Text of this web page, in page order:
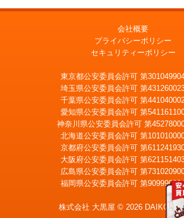
LINE査定
会社概要
プライバシーポリシー
セキュリティーポリシー
東京都公安委員会許可 第
埼玉県公安委員会許可 第
千葉県公安委員会許可 第
愛知県公安委員会許可 第
神奈川県公安委員会許可 第
北海道公安委員会許可 第
京都府公安委員会許可 第
大阪府公安委員会許可 第
広島県公安委員会許可 第
福岡県公安委員会許可 第
株式会社 大黒屋 © 2026